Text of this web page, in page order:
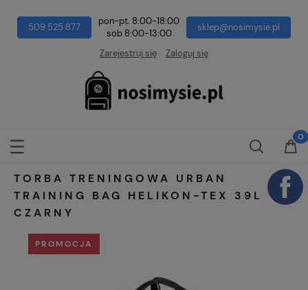
509 525 877
pon-pt. 8:00-18:00
sob 8:00-13:00
sklep@nosimysie.pl
Zarejestruj się Zaloguj się
TORBA TRENINGOWA URBAN
TRAINING BAG HELIKON-TEX 39L
CZARNY
PROMOCJA